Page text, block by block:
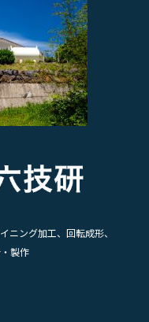
ニング加工、回転成形、
製作